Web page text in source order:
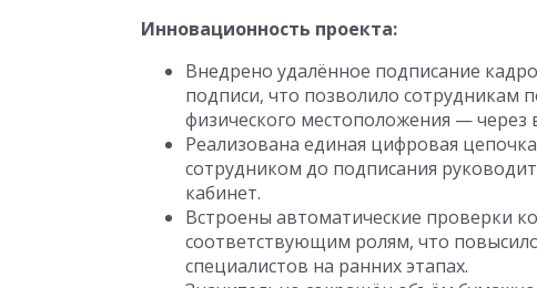
Инновационность проекта:
Внедрено удалённое подписание
подписи, что позволило сотрудникам
физического местоположения —
Реализована единая цифровая
сотрудником до подписания
кабинет.
Встроены автоматические проверки
соответствующим ролям, что
специалистов на ранних этапах.